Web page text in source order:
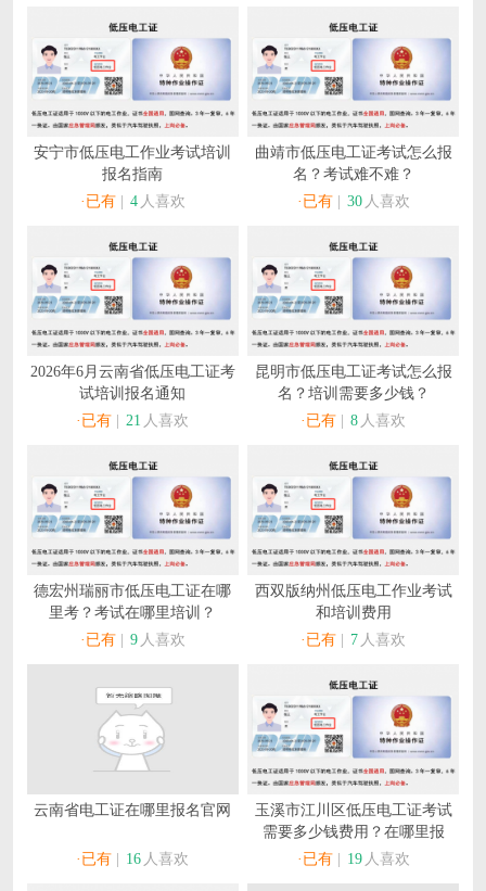
安宁市低压电工作业考试培训
报名指南
·已有 | 4 人喜欢
曲靖市低压电工证考试怎么报
名？考试难不难？
·已有 | 30 人喜欢
2026年6月云南省低压电工证考
试培训报名通知
·已有
21 人喜欢
昆明市低压电工证考试怎么报
名？培训需要多少钱？
·已有
8 人喜欢
德宏州瑞丽市低压电工证在哪
里考？考试在哪里培训？
·已有
9 人喜欢
西双版纳州低压电工作业考试
和培训费用
·已有
7 人喜欢
云南省电工证在哪里报名官网
·已有 16 人喜欢
玉溪市江川区低压电工证考试
需要多少钱费用？在哪里报
名？
·已有 19 人喜欢